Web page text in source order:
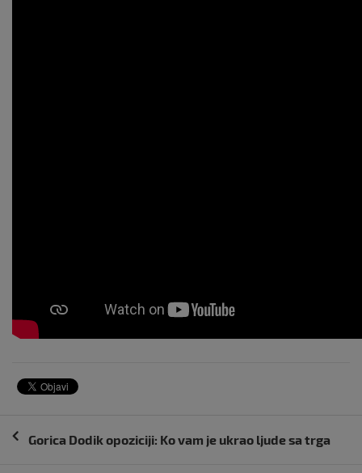
Navigacija
Gorica Dodik opoziciji: Ko vam je ukrao ljude sa trga